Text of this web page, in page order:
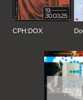
CPH:DOX